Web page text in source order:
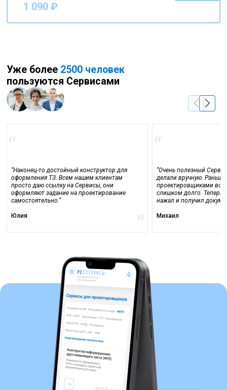
1 090 ₽
Уже более 2500 человек
пользуются Сервисами
“Наконец-то достойный конструктор для
оформления ТЗ. Всем нашим клиентам
просто даю ссылку на Сервисы, они
оформляют задание на проектирование
самостоятельно.”
Юлия
“Очень полезный
делали вручную.
проектировщиками все
слишком долго. Теперь
нажал и получил
Михаил